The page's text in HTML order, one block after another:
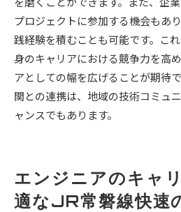
プロジェクトに参加する機会もあ
践経験を積むことも可能です。こ
身のキャリアにおける競争力を高
アとしての幅を広げることが期待
関との連携は、地域の技術コミュ
ャンスでもあります。
エンジニアのキャ
適なJR常磐線快速